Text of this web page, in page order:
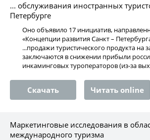
... обслуживания иностранных
Петербурге
Оно объявило 17 инициатив,
«Концепции развития Санкт –
...продажи туристического продукта
заключаются в снижении прибыли
инкаминговых туроператоров (из-за
Скачать Читать online
Маркетинговые исследования в
международного туризма